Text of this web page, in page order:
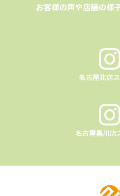
お客様の声や店舗の様
名古屋北店
名古屋黒川店